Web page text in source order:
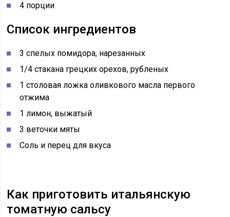
4 порции
Список ингредиентов
3 спелых помидора, нарезанных
1/4 стакана грецких орехов, рубленых
1 столовая ложка оливкового масла первого
отжима
1 лимон, выжатый
3 веточки мяты
Соль и перец для вкуса
Как приготовить итальянскую
томатную сальсу